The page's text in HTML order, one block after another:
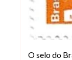
O selo do